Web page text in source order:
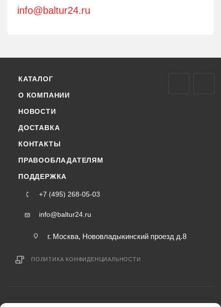
info@baltur24.ru
КАТАЛОГ
О КОМПАНИИ
НОВОСТИ
ДОСТАВКА
КОНТАКТЫ
ПРАВООБЛАДАТЕЛЯМ
ПОДДЕРЖКА
+7 (495) 268-05-03
info@baltur24.ru
г. Москва, Нововладыкинский проезд д.8
ПОЛИТИКА КОНФИДЕНЦИАЛЬНОСТИ